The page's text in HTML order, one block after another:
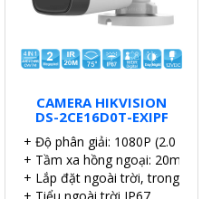
CAMERA HIKVISION
DS-2CE16D0T-EXIPF
+ Độ phân giải: 1080P (2.0 MP).
+ Tầm xa hồng ngoại: 20m.
+ Lắp đặt ngoài trời, trong nhà.
+ Tiểu ngoài trời IP67.